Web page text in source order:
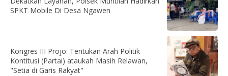
SPKT Mobile Di Desa Ngawen
Kongres III Projo: Tentukan Arah Politik
Kontitusi (Partai) ataukah Masih Relawan,
"Setia di Garis Rakyat"